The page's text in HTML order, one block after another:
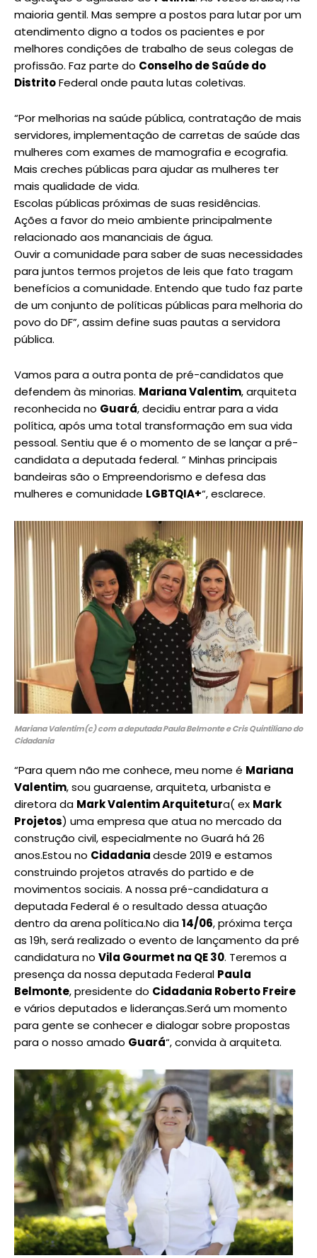
maioria gentil. Mas sempre a postos para lutar por um
atendimento digno a todos os pacientes e por
melhores condições de trabalho de seus colegas de
profissão. Faz parte do Conselho de Saúde do
DistritoFederal onde pauta lutas coletivas.
“Por melhorias na saúde pública, contratação de mais
servidores, implementação de carretas de saúde das
mulheres com exames de mamografia e ecografia.
Mais creches públicas para ajudar as mulheres ter
mais qualidade de vida.
Escolas públicas próximas de suas residências.
Ações a favor do meio ambiente principalmente
relacionado aos mananciais de água.
Ouvir a comunidade para saber de suas necessidades
para juntos termos projetos de leis que fato tragam
benefícios a comunidade. Entendo que tudo faz parte
de um conjunto de políticas públicas para melhoria do
povo do DF”, assim define suas pautas a servidora
pública.
Vamos para a outra ponta de pré-candidatos que
defendem às minorias. Mariana Valentim, arquiteta
reconhecida no Guará, decidiu entrar para a vida
política, após uma total transformação em sua vida
pessoal. Sentiu que é o momento de se lançar a pré-
candidata a deputada federal. ” Minhas principais
bandeiras são o Empreendorismo e defesa das
mulheres e comunidade LGBTQIA+“, esclarece.
Mariana Valentim(c) com a deputada Paula Belmonte e Cris Quintiliano do
Cidadania
“Para quem não me conhece, meu nome é Mariana
Valentim, sou guaraense, arquiteta, urbanista e
diretora da Mark Valentim Arquitetura( ex Mark
Projetos) uma empresa que atua no mercado da
construção civil, especialmente no Guará há 26
anos.Estou no Cidadaniadesde 2019 e estamos
construindo projetos através do partido e de
movimentos sociais. A nossa pré-candidatura a
deputada Federal é o resultado dessa atuação
dentro da arena política.No dia14/06, próxima terça
as 19h, será realizado o evento de lançamento da pré
candidatura no Vila Gourmet na QE 30. Teremos a
presença da nossa deputada Federal Paula
Belmonte, presidente do Cidadania Roberto Freire
e vários deputados e lideranças.Será um momento
para gente se conhecer e dialogar sobre propostas
para o nosso amado Guará“, convida à arquiteta.